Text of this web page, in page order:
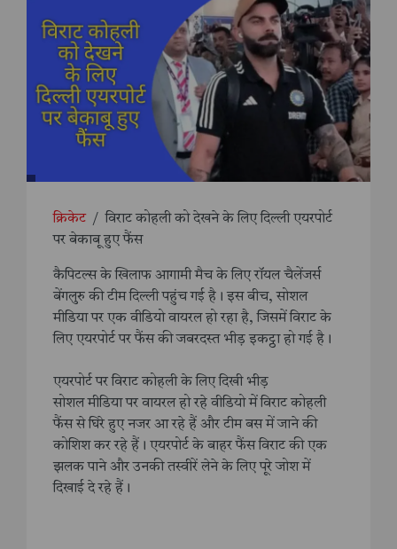
क्रिकेट / विराट कोहली को देखने के लिए दिल्ली एयरपोर्ट
पर बेकाबू हुए फैंस
कैपिटल्स के खिलाफ आगामी मैच के लिए रॉयल चैलेंजर्स
बेंगलुरु की टीम दिल्ली पहुंच गई है। इस बीच, सोशल
मीडिया पर एक वीडियो वायरल हो रहा है, जिसमें विराट के
लिए एयरपोर्ट पर फैंस की जबरदस्त भीड़ इकट्ठा हो गई है।
एयरपोर्ट पर विराट कोहली के लिए दिखी भीड़
सोशल मीडिया पर वायरल हो रहे वीडियो में विराट कोहली
फैंस से घिरे हुए नजर आ रहे हैं और टीम बस में जाने की
कोशिश कर रहे हैं। एयरपोर्ट के बाहर फैंस विराट की एक
झलक पाने और उनकी तस्वीरें लेने के लिए पूरे जोश में
दिखाई दे रहे हैं।